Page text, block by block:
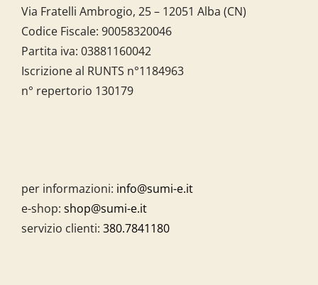
Via Fratelli Ambrogio, 25 – 12051 Alba (CN)
Codice Fiscale: 90058320046
Partita iva: 03881160042
Iscrizione al RUNTS n°1184963
n° repertorio 130179
per informazioni: info@sumi-e.it
e-shop: shop@sumi-e.it
servizio clienti: 380.7841180